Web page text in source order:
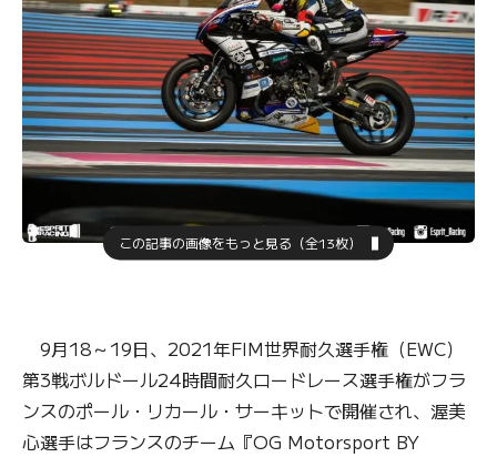
この記事の画像をもっと見る（全13枚）
9月18～19日、2021年FIM世界耐久選手権（EWC）
第3戦ボルドール24時間耐久ロードレース選手権がフラ
ンスのポール・リカール・サーキットで開催され、渥美
心選手はフランスのチーム『OG Motorsport BY